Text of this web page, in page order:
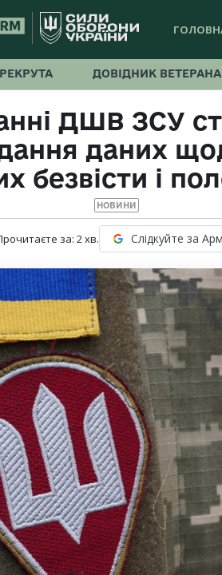
ДОВІДНИК ВЕТЕРАНА
ДШВ ЗСУ
даних
безвісти і
НОВИНИ
за: 2хв. Слідкуйте за